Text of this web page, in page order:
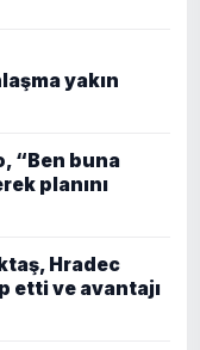
yakın
“Ben buna
planını
Hradec
etti ve avantajı